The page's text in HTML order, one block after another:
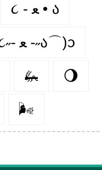
૮ - ﻌ • ა
zᶻ ૮˶- ﻌ -˶ა⌒)ᦱ
🦗 🌖
🌬️